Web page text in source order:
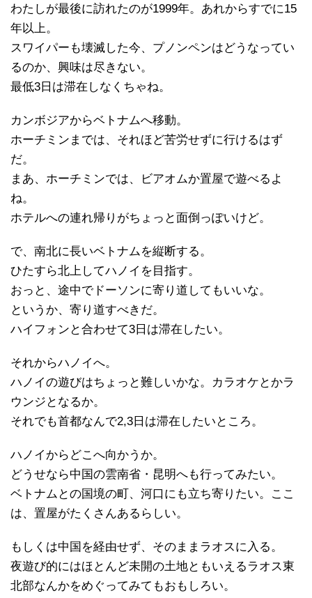
わたしが最後に訪れたのが1999年。あれからすでに15
年以上。
スワイパーも壊滅した今、プノンペンはどうなってい
るのか、興味は尽きない。
最低3日は滞在しなくちゃね。
カンボジアからベトナムへ移動。
ホーチミンまでは、それほど苦労せずに行けるはず
だ。
まあ、ホーチミンでは、ビアオムか置屋で遊べるよ
ね。
ホテルへの連れ帰りがちょっと面倒っぽいけど。
で、南北に長いベトナムを縦断する。
ひたすら北上してハノイを目指す。
おっと、途中でドーソンに寄り道してもいいな。
というか、寄り道すべきだ。
ハイフォンと合わせて3日は滞在したい。
それからハノイへ。
ハノイの遊びはちょっと難しいかな。カラオケとかラ
ウンジとなるか。
それでも首都なんで2,3日は滞在したいところ。
ハノイからどこへ向かうか。
どうせなら中国の雲南省・昆明へも行ってみたい。
ベトナムとの国境の町、河口にも立ち寄りたい。ここ
は、置屋がたくさんあるらしい。
もしくは中国を経由せず、そのままラオスに入る。
夜遊び的にはほとんど未開の土地ともいえるラオス東
北部なんかをめぐってみてもおもしろい。